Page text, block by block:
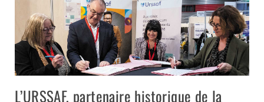
L’URSSAF, partenaire historique de la